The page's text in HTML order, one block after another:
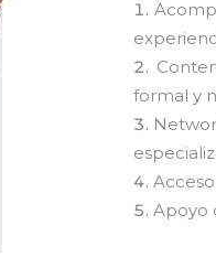
formal y
Apoyo